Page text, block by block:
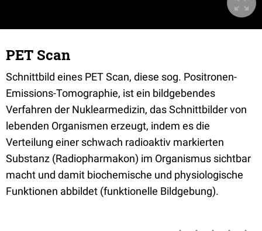
PET Scan
Schnittbild eines PET Scan, diese sog. Positronen-
Emissions-Tomographie, ist ein bildgebendes
Verfahren der Nuklearmedizin, das Schnittbilder von
lebenden Organismen erzeugt, indem es die
Verteilung einer schwach radioaktiv markierten
Substanz (Radiopharmakon) im Organismus sichtbar
macht und damit biochemische und physiologische
Funktionen abbildet (funktionelle Bildgebung).